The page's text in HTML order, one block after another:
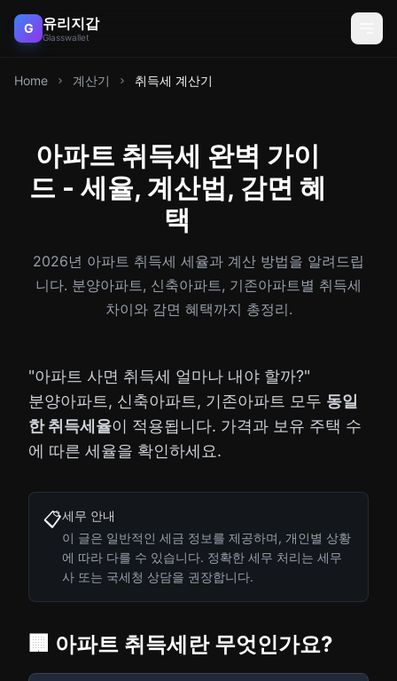
G 유리지갑
Glasswallet
Home 계산기 취득세 계산기
아파트 취득세 완벽 가이
드 - 세율, 계산법, 감면 혜
택
2026년 아파트 취득세 세율과 계산 방법을 알려드립
니다. 분양아파트, 신축아파트, 기존아파트별 취득세
차이와 감면 혜택까지 총정리.
"아파트 사면 취득세 얼마나 내야 할까?"
분양아파트, 신축아파트, 기존아파트 모두 동일
한 취득세율이 적용됩니다. 가격과 보유 주택 수
에 따른 세율을 확인하세요.
📋세무 안내
이 글은 일반적인 세금 정보를 제공하며, 개인별 상황
에 따라 다를 수 있습니다. 정확한 세무 처리는 세무
사 또는 국세청 상담을 권장합니다.
🏢 아파트 취득세란 무엇인가요?